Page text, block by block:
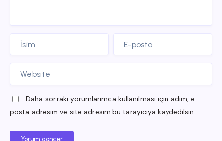
Daha sonraki yorumlarımda kullanılması için adım, e-
posta adresim ve site adresim bu tarayıcıya kaydedilsin.
Yorum gönder